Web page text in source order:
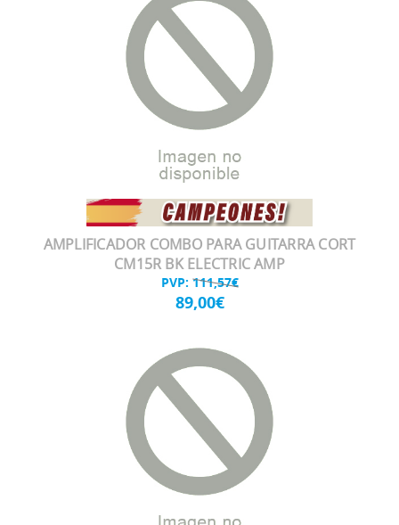
AMPLIFICADOR COMBO PARA GUITARRA CORT
CM15R BK ELECTRIC AMP
PVP: 111,57€
89,00€